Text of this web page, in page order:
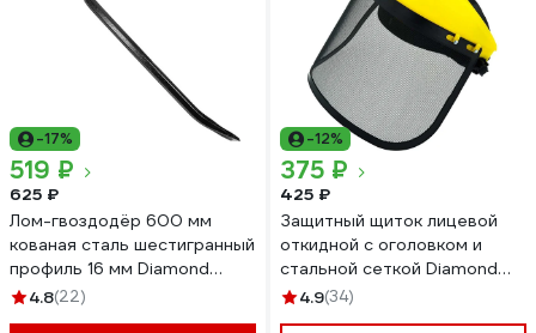
-17%
519 ₽
625 ₽
Лом-гвоздодёр 600 мм
кованая сталь шестигранный
профиль 16 мм Diamond
Industrial DIDGV60016
4.8(22)
-12%
375 ₽
425 ₽
Защитный щиток лицевой
откидной с оголовком и
стальной сеткой Diamond
Industrial DIDSHZM
4.9(34)